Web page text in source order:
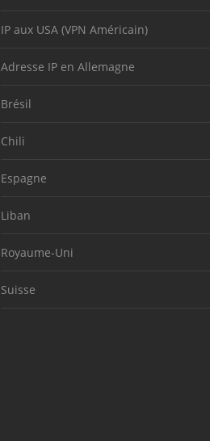
IP aux USA (VPN Américain)
Adresse IP en Allemagne
Brésil
Chili
Espagne
Liban
Royaume-Uni
Suisse